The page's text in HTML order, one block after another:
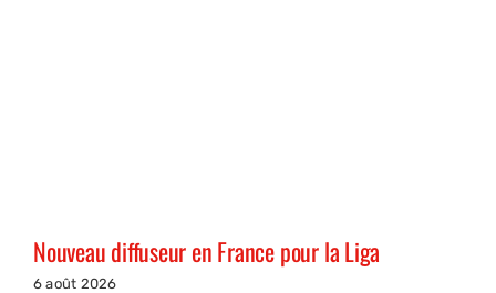
Nouveau diffuseur en France pour la Liga
6 août 2026